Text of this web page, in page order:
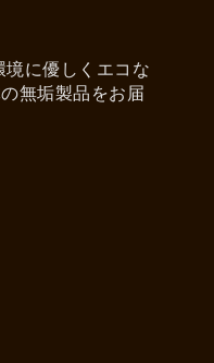
に優しくエコな
無垢製品をお届